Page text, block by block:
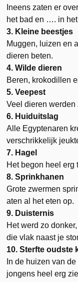
Ineens zaten er
het bad en …. in
3. Kleine beestjes
Muggen, luizen en
dieren beten.
4. Wilde dieren
Beren, krokodillen
5. Veepest
Veel dieren
6. Huiduitslag
Alle Egyptenaren
verschrikkelijk
7. Hagel
Het begon heel erg
8. Sprinkhanen
Grote zwermen
aten al het eten op.
9. Duisternis
Het werd zo
die vlak naast je
10. Sterfte oudste
In de huizen van
jongens heel erg